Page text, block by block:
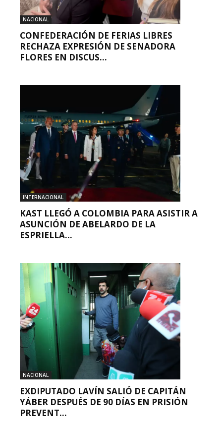
NACIONAL
CONFEDERACIÓN DE FERIAS LIBRES
RECHAZA EXPRESIÓN DE SENADORA
FLORES EN DISCUS...
INTERNACIONAL
KAST LLEGÓ A COLOMBIA PARA ASISTIR A
ASUNCIÓN DE ABELARDO DE LA
ESPRIELLA...
NACIONAL
EXDIPUTADO LAVÍN SALIÓ DE CAPITÁN
YÁBER DESPUÉS DE 90 DÍAS EN PRISIÓN
PREVENT...